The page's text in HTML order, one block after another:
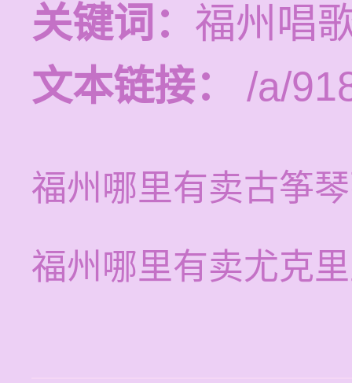
关键词： 福州唱
文本链接：
/a/
福州哪里有卖古筝
福州哪里有卖尤克